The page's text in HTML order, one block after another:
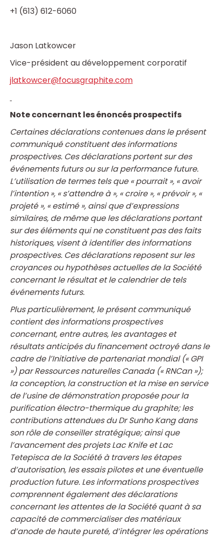
+1 (613) 612-6060
Jason Latkowcer
Vice-président au développement corporatif
jlatkowcer@focusgraphite.com
Note concernant les énoncés prospectifs
Certaines déclarations contenues dans le présent
communiqué constituent des informations
prospectives. Ces déclarations portent sur des
événements futurs ou sur la performance future.
L’utilisation de termes tels que « pourrait », « avoir
l’intention », « s’attendre à », « croire », « prévoir », «
projeté », « estimé », ainsi que d’expressions
similaires, de même que les déclarations portant
sur des éléments qui ne constituent pas des faits
historiques, visent à identifier des informations
prospectives. Ces déclarations reposent sur les
croyances ou hypothèses actuelles de la Société
concernant le résultat et le calendrier de tels
événements futurs.
Plus particulièrement, le présent communiqué
contient des informations prospectives
concernant, entre autres, les avantages et
résultats anticipés du financement octroyé dans le
cadre de l’Initiative de partenariat mondial (« GPI
») par Ressources naturelles Canada (« RNCan »);
la conception, la construction et la mise en service
de l’usine de démonstration proposée pour la
purification électro-thermique du graphite; les
contributions attendues du Dr Sunho Kang dans
son rôle de conseiller stratégique; ainsi que
l’avancement des projets Lac Knife et Lac
Tetepisca de la Société à travers les étapes
d’autorisation, les essais pilotes et une éventuelle
production future. Les informations prospectives
comprennent également des déclarations
concernant les attentes de la Société quant à sa
capacité de commercialiser des matériaux
d’anode de haute pureté, d’intégrer les opérations